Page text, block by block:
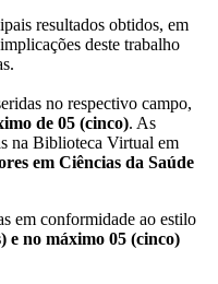
resultados obtidos, em
deste trabalho
no respectivo campo,
de 05 (cinco). As
na Biblioteca Virtual em
em Ciências da Saúde
em conformidade ao estilo
e no máximo 05 (cinco)